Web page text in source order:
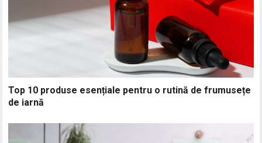
Top 10 produse esențiale pentru o rutină de frumusețe
de iarnă